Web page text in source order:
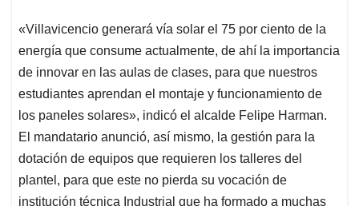
«Villavicencio generará vía solar el 75 por ciento de la
energía que consume actualmente, de ahí la importancia
de innovar en las aulas de clases, para que nuestros
estudiantes aprendan el montaje y funcionamiento de
los paneles solares», indicó el alcalde Felipe Harman.
El mandatario anunció, así mismo, la gestión para la
dotación de equipos que requieren los talleres del
plantel, para que este no pierda su vocación de
institución técnica Industrial que ha formado a muchas